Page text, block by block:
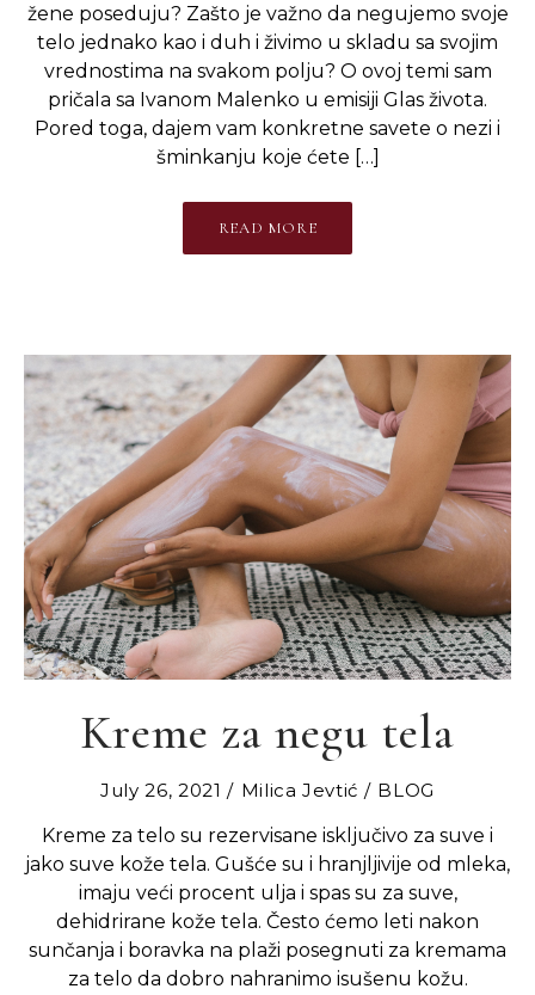
žene poseduju? Zašto je važno da negujemo svoje
telo jednako kao i duh i živimo u skladu sa svojim
vrednostima na svakom polju? O ovoj temi sam
pričala sa Ivanom Malenko u emisiji Glas života.
Pored toga, dajem vam konkretne savete o nezi i
šminkanju koje ćete […]
READ MORE
Kreme za negu tela
July 26, 2021 Milica Jevtić
BLOG
Kreme za telo su rezervisane isključivo za suve i
jako suve kože tela. Gušće su i hranjljivije od mleka,
imaju veći procent ulja i spas su za suve,
dehidrirane kože tela. Često ćemo leti nakon
sunčanja i boravka na plaži posegnuti za kremama
za telo da dobro nahranimo isušenu kožu.